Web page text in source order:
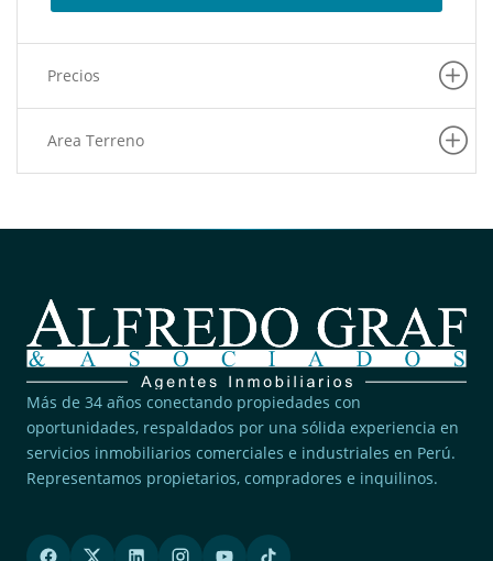
Precios
Area Terreno
Más de 34 años conectando propiedades con
oportunidades, respaldados por una sólida experiencia en
servicios inmobiliarios comerciales e industriales en Perú.
Representamos propietarios, compradores e inquilinos.